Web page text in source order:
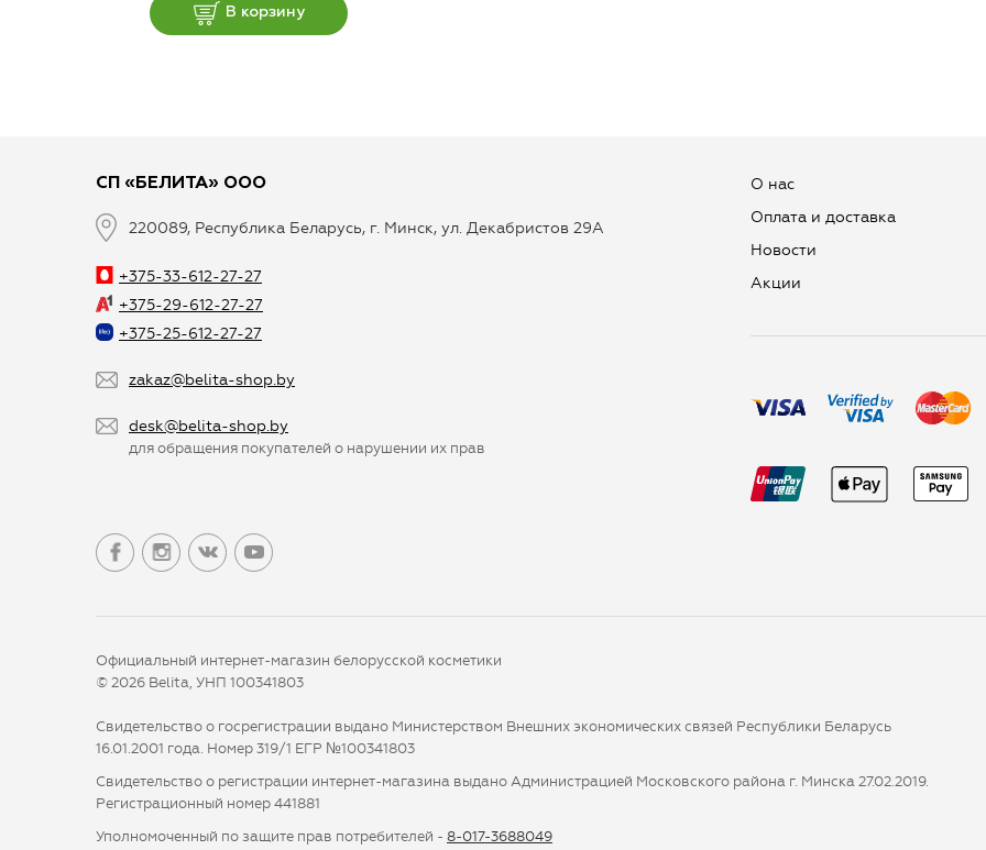
В корзину
СП «БЕЛИТА» ООО
220089, Республика Беларусь, г. Минск, ул. Декабристов 29А
+375-33-612-27-27
+375-29-612-27-27
+375-25-612-27-27
zakaz@belita-shop.by
desk@belita-shop.by
для обращения покупателей о нарушении их прав
О нас
Оплата и доставка
Новости
Aкции
Официальный интернет-магазин белорусской косметики
© 2026 Belita, УНП 100341803
Свидетельство о госрегистрации выдано Министерством Внешних экономических связей Республики Беларусь
16.01.2001 года. Номер 319/1 ЕГР №100341803
Свидетельство о регистрации интернет-магазина выдано Администрацией Московского района г. Минска 27.02.2019.
Регистрационный номер 441881
Уполномоченный по защите прав потребителей - 8-017-3688049